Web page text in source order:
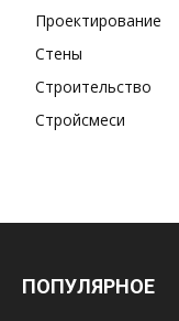
Проектирование
Стены
Строительство
Стройсмеси
ПОПУЛЯРНОЕ